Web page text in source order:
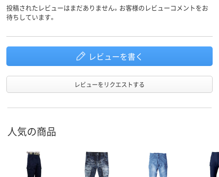
投稿されたレビューはまだありません。お客様のレビューコメントをお
待ちしています。
レビューを書く
レビューをリクエストする
人気の商品